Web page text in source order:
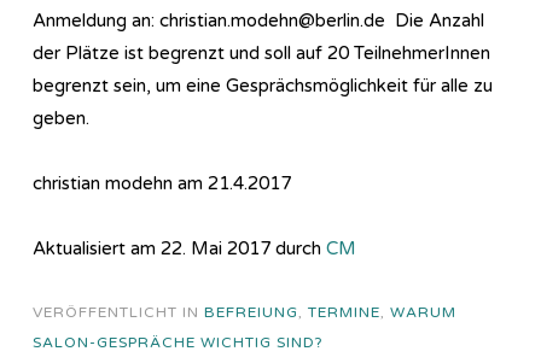
Anmeldung an: christian.modehn@berlin.de Die Anzahl
der Plätze ist begrenzt und soll auf 20 TeilnehmerInnen
begrenzt sein, um eine Gesprächsmöglichkeit für alle zu
geben.
christian modehn am 21.4.2017
Aktualisiert am 22. Mai 2017 durch CM
VERÖFFENTLICHT IN BEFREIUNG, TERMINE, WARUM
SALON-GESPRÄCHE WICHTIG SIND?